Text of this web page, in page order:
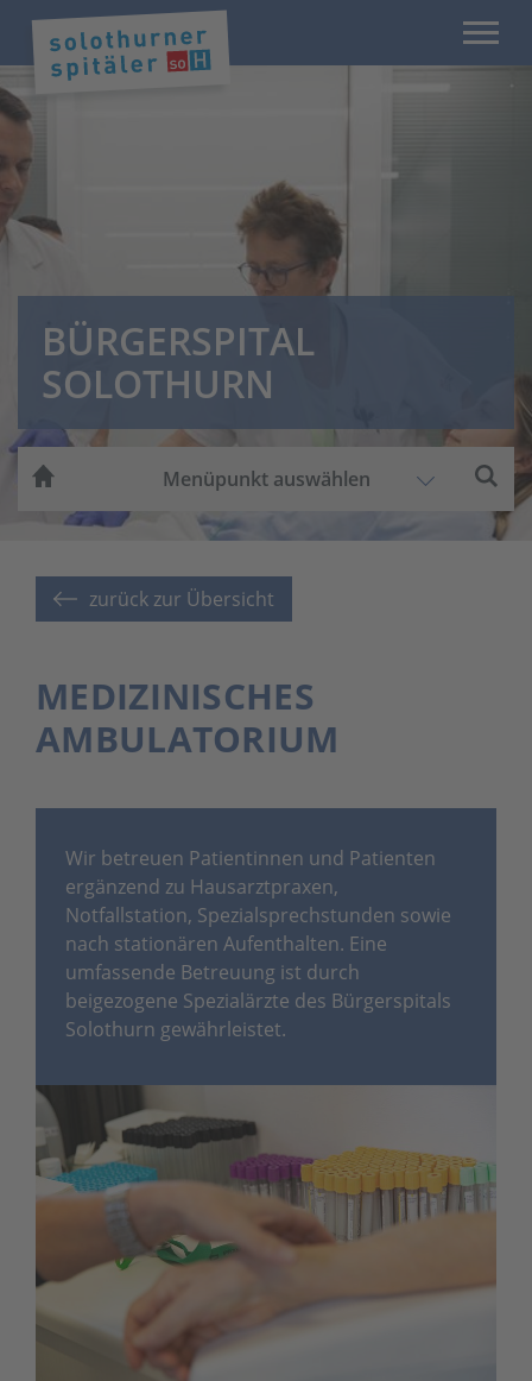
BÜRGERSPITAL
SOLOTHURN
Menüpunkt auswählen
zurück zur Übersicht
MEDIZINISCHES
AMBULATORIUM
Wir betreuen Patientinnen und Patienten
ergänzend zu Hausarztpraxen,
Notfallstation, Spezialsprechstunden sowie
nach stationären Aufenthalten. Eine
umfassende Betreuung ist durch
beigezogene Spezialärzte des Bürgerspitals
Solothurn gewährleistet.